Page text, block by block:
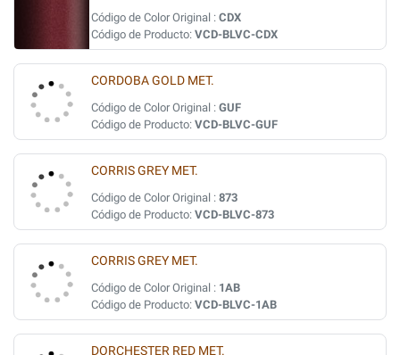
Código de Color Original : CDX
Código de Producto: VCD-BLVC-CDX
CORDOBA GOLD MET.
Código de Color Original : GUF
Código de Producto: VCD-BLVC-GUF
CORRIS GREY MET.
Código de Color Original : 873
Código de Producto: VCD-BLVC-873
CORRIS GREY MET.
Código de Color Original : 1AB
Código de Producto: VCD-BLVC-1AB
DORCHESTER RED MET.